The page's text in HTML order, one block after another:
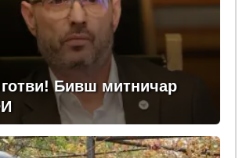
Бивш митничар